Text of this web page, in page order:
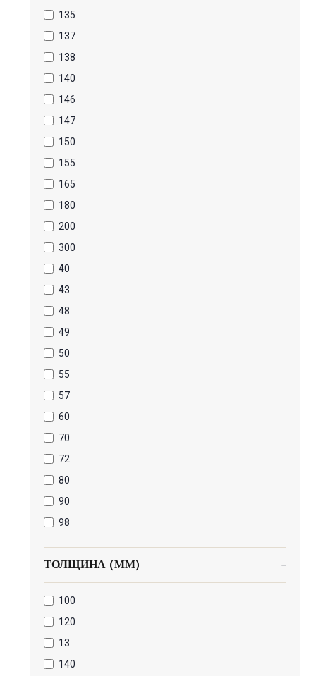
135
137
138
140
146
147
150
155
165
180
200
300
40
43
48
49
50
55
57
60
70
72
80
90
98
ТОЛЩИНА (ММ)
100
120
13
140